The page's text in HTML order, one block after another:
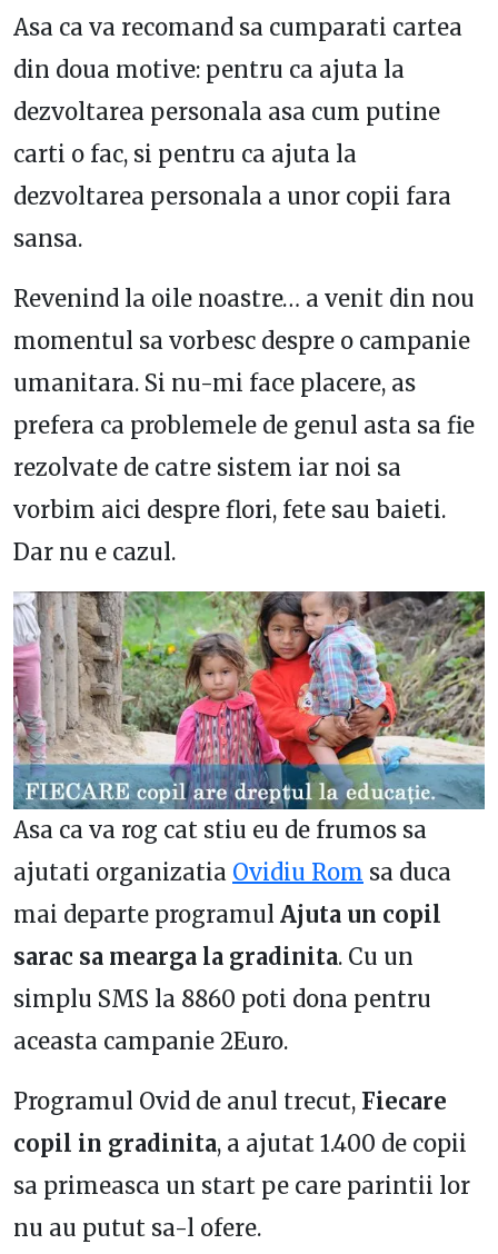
Asa ca va recomand sa cumparati cartea
din doua motive: pentru ca ajuta la
dezvoltarea personala asa cum putine
carti o fac, si pentru ca ajuta la
dezvoltarea personala a unor copii fara
sansa.
Revenind la oile noastre… a venit din nou
momentul sa vorbesc despre o campanie
umanitara. Si nu-mi face placere, as
prefera ca problemele de genul asta sa fie
rezolvate de catre sistem iar noi sa
vorbim aici despre flori, fete sau baieti.
Dar nu e cazul.
Asa ca va rog cat stiu eu de frumos sa
ajutati organizatia Ovidiu Rom sa duca
mai departe programul Ajuta un copil
sarac sa mearga la gradinita. Cu un
simplu SMS la 8860 poti dona pentru
aceasta campanie 2Euro.
Programul Ovid de anul trecut, Fiecare
copil in gradinita, a ajutat 1.400 de copii
sa primeasca un start pe care parintii lor
nu au putut sa-l ofere.